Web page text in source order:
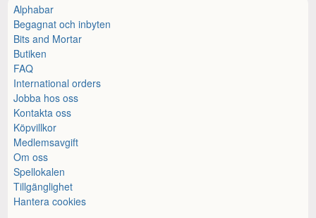
Alphabar
Begagnat och inbyten
Bits and Mortar
Butiken
FAQ
International orders
Jobba hos oss
Kontakta oss
Köpvillkor
Medlemsavgift
Om oss
Spellokalen
Tillgänglighet
Hantera cookies